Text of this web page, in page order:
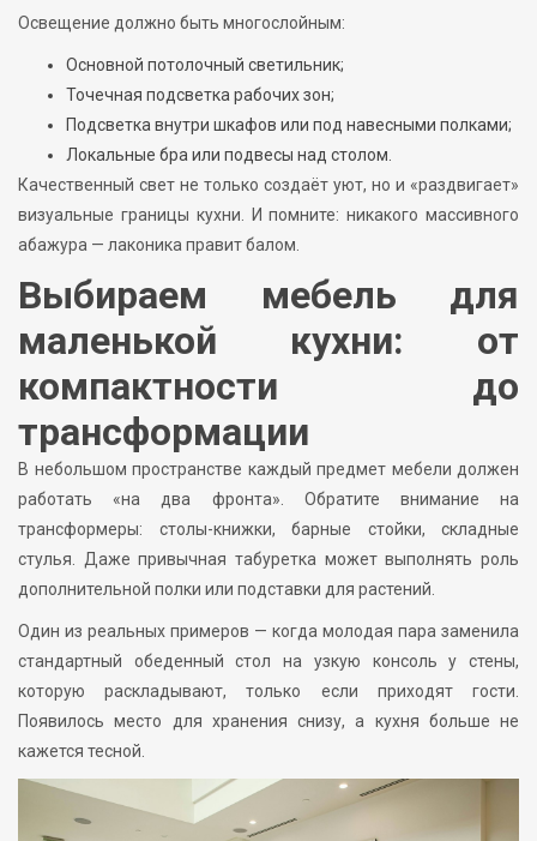
Освещение должно быть многослойным:
Основной потолочный светильник;
Точечная подсветка рабочих зон;
Подсветка внутри шкафов или под навесными полками;
Локальные бра или подвесы над столом.
Качественный свет не только создаёт уют, но и «раздвигает»
визуальные границы кухни. И помните: никакого массивного
абажура — лаконика правит балом.
Выбираем мебель для
маленькой кухни: от
компактности до
трансформации
В небольшом пространстве каждый предмет мебели должен
работать «на два фронта». Обратите внимание на
трансформеры: столы-книжки, барные стойки, складные
стулья. Даже привычная табуретка может выполнять роль
дополнительной полки или подставки для растений.
Один из реальных примеров — когда молодая пара заменила
стандартный обеденный стол на узкую консоль у стены,
которую раскладывают, только если приходят гости.
Появилось место для хранения снизу, а кухня больше не
кажется тесной.